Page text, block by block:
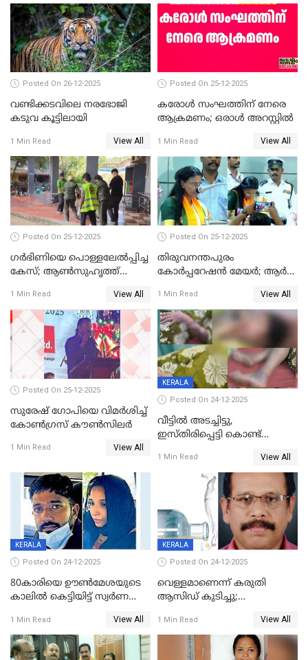
സത്യപ്രതിജ്ഞ ചടങ്ങില്‍
ചട്ടലംഘനമെന്ന് പാർട്ടി
Posted On 26-12-2025
വണ്ടിക്കടവിലെ നരഭോജി
കടുവ കൂട്ടിലായി
1 Min Read View All
Posted On 25-12-2025
കരോള്‍ സംഘത്തിന് നേരെ
ആക്രമണം; ഒരാള്‍ അറസ്റ്റില്‍
1 Min Read View All
Posted On 25-12-2025
ഗര്‍ഭിണിയെ പൊള്ളലേല്‍പ്പിച്ച
കേസ്; ആണ്‍സുഹൃത്ത്
1 Min Read View All
Posted On 25-12-2025
തിരുവനന്തപുരം
കോര്‍പ്പറേഷന്‍ മേയർ; ആര്‍
1 Min Read View All
Posted On 25-12-2025
സുരേഷ് ഗോപിയെ വിമര്‍ശിച്ച്
കോണ്‍ഗ്രസ് കൗണ്‍സിലര്‍
1 Min Read View All
KERALA
Posted On 24-12-2025
വീട്ടിൽ അടച്ചിട്ടു,
ഇസ്തിരിപ്പെട്ടി കൊണ്ട്
ഗർഭിണിയായ യുവതിക്ക് ക്രൂര
1 Min Read View All
KERALA
Posted On 24-12-2025
80കാരിയെ ഊൺമേശയുടെ
കാലിൽ കെട്ടിയിട്ട് സ്വർണവും
കൊച്ചുമകനും സുഹൃത്തും
അറസ്റ്റിൽ
1 Min Read View All
KERALA
Posted On 24-12-2025
വെള്ളമാണെന്ന് കരുതി
ആസിഡ് കുടിച്ചു;
മരിച്ചു
1 Min Read View All